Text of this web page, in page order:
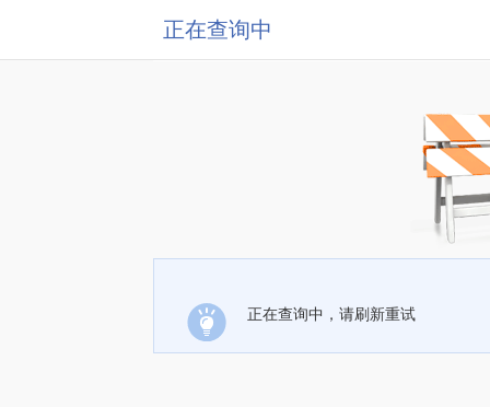
正在查询中
正在查询中，请刷新重试